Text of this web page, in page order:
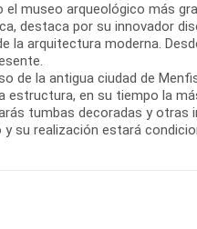
el museo arqueológico más
destaca por su innovador
la arquitectura moderna.
de la antigua ciudad de
estructura, en su tiempo la
tumbas decoradas y otras
su realización estará